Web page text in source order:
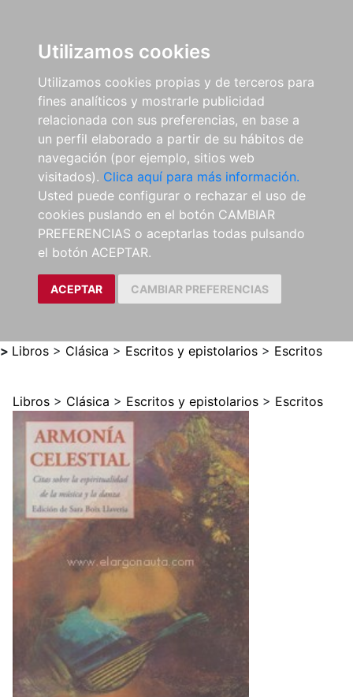
Utilizamos cookies
Utilizamos cookies propias y de terceros para
fines analíticos y mostrarle publicidad
relacionada con sus preferencias, en base a
un perfil elaborado a partir de su hábitos de
navegación (por ejemplo, sitios web
visitados). Clica aquí para más información.
Usted puede configurar o rechazar el uso de
cookies puslando en el botón CAMBIAR
PREFERENCIAS o aceptarlas todas pulsando
el botón ACEPTAR.
ACEPTAR CAMBIAR PREFERENCIAS
> Libros > Clásica > Escritos y epistolarios > Escritos
Libros > Clásica > Escritos y epistolarios > Escritos